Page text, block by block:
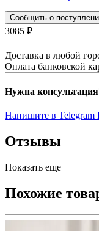
Сообщить о
3085 ₽
Доставка в любой
Оплата банковской
Нужна
Напишите в Telegram
Отзывы
Показать еще
Похожие